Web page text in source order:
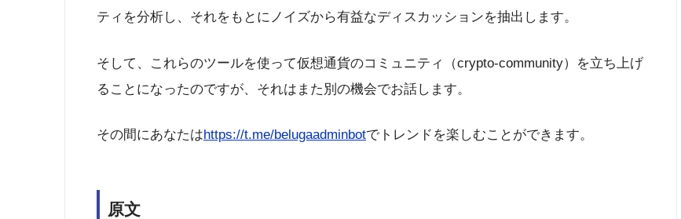
ティを分析し、それをもとにノイズから有益なディスカッションを抽出します。
そして、これらのツールを使って仮想通貨のコミュニティ（crypto-community）を立ち上げ
ることになったのですが、それはまた別の機会でお話します。
その間にあなたはhttps://t.me/belugaadminbotでトレンドを楽しむことができます。
原文